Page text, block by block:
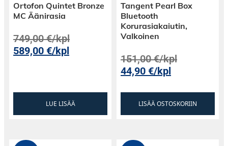
pieni koko
Ortofon Quintet Bronze
MC Äänirasia
749,00€/kpl
589,00€/kpl
LUE LISÄÄ
Tangent Pearl Box
Bluetooth
Korurasiakaiutin,
Valkoinen
151,00€/kpl
44,90€/kpl
LISÄÄ OSTOSKORIIN